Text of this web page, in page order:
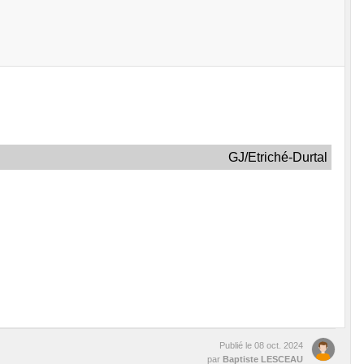
GJ/Etriché-Durtal
Publié le 08 oct. 2024
par Baptiste LESCEAU